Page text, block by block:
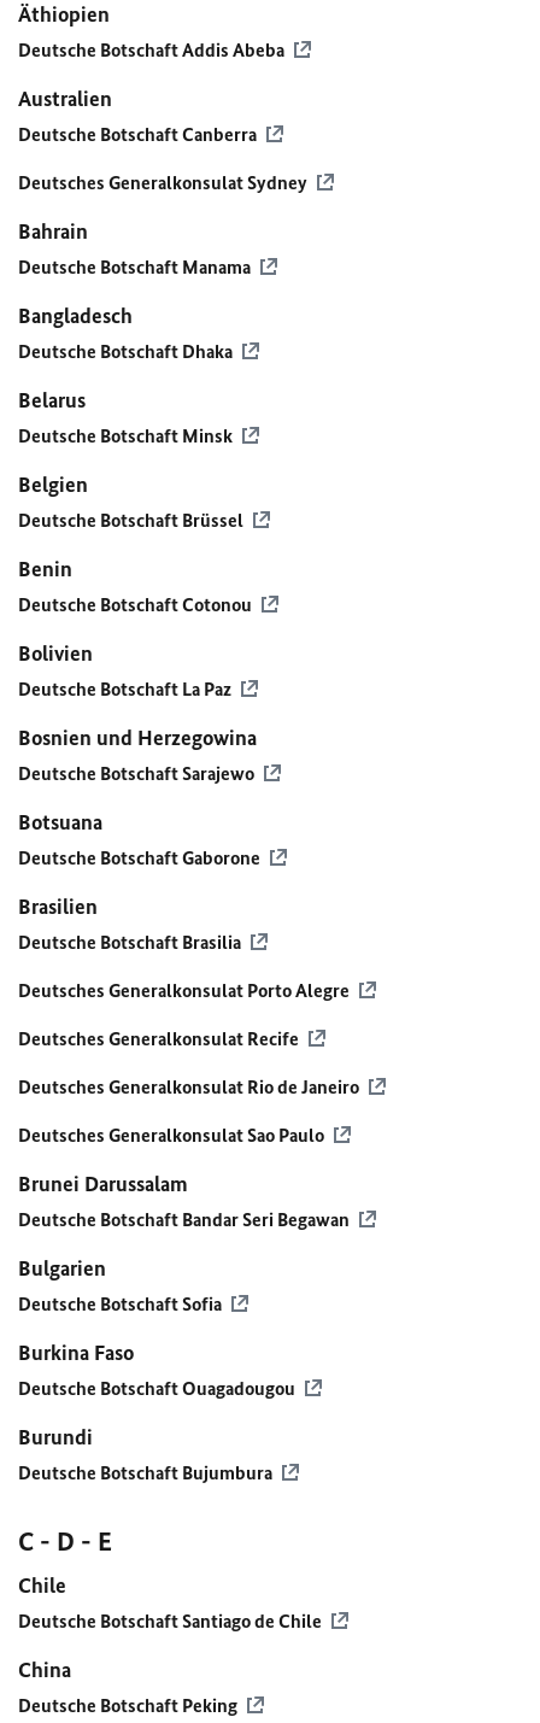
Äthiopien
Deutsche Botschaft Addis Abeba
Australien
Deutsche Botschaft Canberra
Deutsches Generalkonsulat Sydney
Bahrain
Deutsche Botschaft Manama
Bangladesch
Deutsche Botschaft Dhaka
Belarus
Deutsche Botschaft Minsk
Belgien
Deutsche Botschaft Brüssel
Benin
Deutsche Botschaft Cotonou
Bolivien
Deutsche Botschaft La Paz
Bosnien und Herzegowina
Deutsche Botschaft Sarajewo
Botsuana
Deutsche Botschaft Gaborone
Brasilien
Deutsche Botschaft Brasilia
Deutsches Generalkonsulat Porto Alegre
Deutsches Generalkonsulat Recife
Deutsches Generalkonsulat Rio de Janeiro
Deutsches Generalkonsulat Sao Paulo
Brunei Darussalam
Deutsche Botschaft Bandar Seri Begawan
Bulgarien
Deutsche Botschaft Sofia
Burkina Faso
Deutsche Botschaft Ouagadougou
Burundi
Deutsche Botschaft Bujumbura
C - D - E
Chile
Deutsche Botschaft Santiago de Chile
China
Deutsche Botschaft Peking